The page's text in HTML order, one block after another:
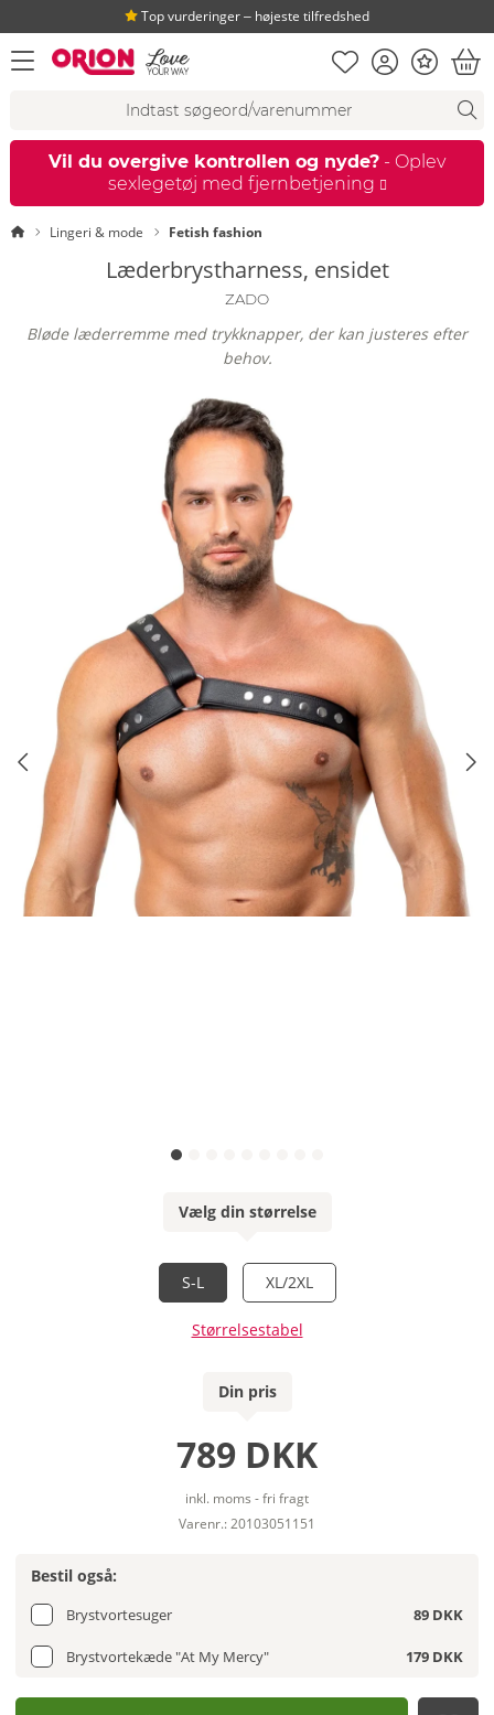
Top vurderinger ‒ højeste tilfredshed
åbn menu Huskeseddel
Kundekonto
Bonus
Vil du overgive kontrollen og nyde? - Oplev
sexlegetøj med fjernbetjening
StartsideLingeri & mode Fetish fashion
Læderbrystharness, ensidet
ZADO
Bløde læderremme med trykknapper, der kan justeres efter
behov.
Vælg din størrelse
S-L XL/2XL
Størrelsestabel
Din pris
789 DKK
inkl. moms - fri fragt
Varenr.: 20103051151
Bestil også:
Brystvortesuger 89 DKK
Brystvortekæde "At My Mercy" 179 DKK